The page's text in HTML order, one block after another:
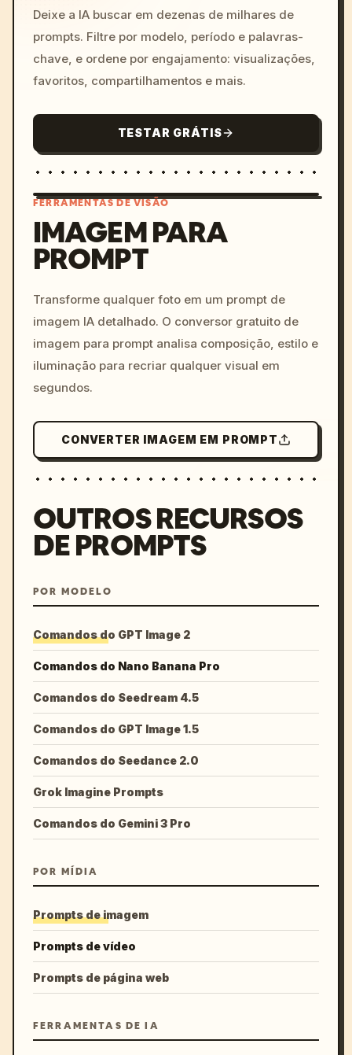
Deixe a IA buscar em dezenas de milhares de
prompts. Filtre por modelo, período e palavras-
chave, e ordene por engajamento: visualizações,
favoritos, compartilhamentos e mais.
TESTAR GRÁTIS
colors, 8k --v 6.0
FERRAMENTAS DE VISÃO
IMAGEM PARA
PROMPT
Transforme qualquer foto em um prompt de
imagem IA detalhado. O conversor gratuito de
imagem para prompt analisa composição, estilo e
iluminação para recriar qualquer visual em
segundos.
CONVERTER IMAGEM EM PROMPT
OUTROS RECURSOS
DE PROMPTS
POR MODELO
Comandos do GPT Image 2
Comandos do Nano Banana Pro
Comandos do Seedream 4.5
Comandos do GPT Image 1.5
Comandos do Seedance 2.0
Grok Imagine Prompts
Comandos do Gemini 3 Pro
POR MÍDIA
Prompts de imagem
Prompts de vídeo
Prompts de página web
FERRAMENTAS DE IA